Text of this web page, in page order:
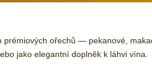
prémiových ořechů — pekanové,
jako elegantní doplněk k láhvi vína.